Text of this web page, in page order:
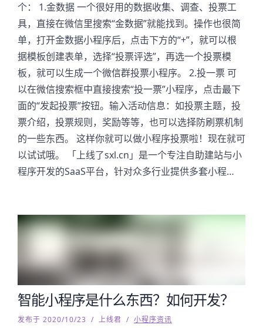
个： 1.金数据 一个很好用的数据收集、调查、投票工
具，直接在微信里搜索“金数据”就能找到。操作也很简
单，打开金数据小程序后，点击下方的“+”，就可以根
据模板创建表单，选择“投票评选”，再选一个投票模
板，就可以生成一个微信群投票小程序。 2.投一票 可
以在微信搜索框中直接搜索“投一票”小程序，点击最下
面的“发起投票”按钮。输入活动信息：如投票主题，投
票介绍，投票规则，奖励等等，也可以选择防刷票机制
的一些东西。 这样你就可以做小程序投票啦！现在就可
以试试哦。 「上线了sxl.cn」是一个专注自助建站与小
程序开发的SaaS平台，针对众多行业提供多套小程…
智能小程序是什么东西？如何开发？
发布于 2020/10/23 / 上线君 / 小程序资讯